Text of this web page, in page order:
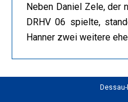
Neben Daniel Zele, der
DRHV 06 spielte,
Hanner zwei weitere